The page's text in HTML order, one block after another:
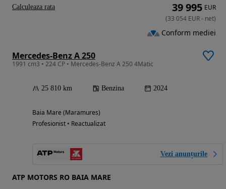
Mercedes-Benz A 250
1991 cm3 • 224 CP • Mercedes-Benz A 250 4Matic
25 810 km Benzina 2024
Baia Mare (Maramures)
Profesionist • Reactualizat
Vezi anunțurile
ATP MOTORS RO BAIA MARE
39 995 EUR
(33 054 EUR- net)
Conform mediei
Calculeaza rata